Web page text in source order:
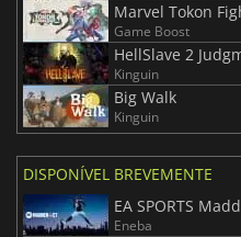
Marvel Tokon
Game Boost
HellSlave 2
Kinguin
Big Walk
Kinguin
DISPONÍVEL BREVEMENTE
EA SPORTS
Eneba